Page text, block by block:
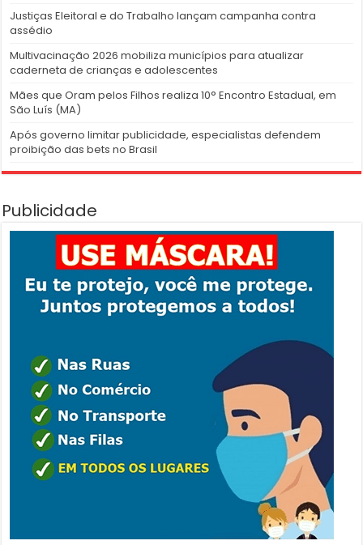
Justiças Eleitoral e do Trabalho lançam campanha contra
assédio
Multivacinação 2026 mobiliza municípios para atualizar
caderneta de crianças e adolescentes
Mães que Oram pelos Filhos realiza 10° Encontro Estadual, em
São Luís (MA)
Após governo limitar publicidade, especialistas defendem
proibição das bets no Brasil
Publicidade